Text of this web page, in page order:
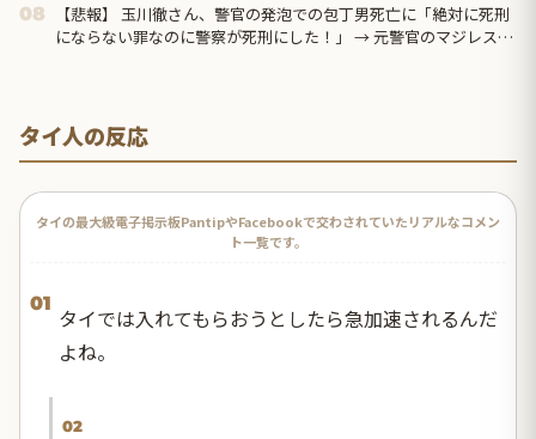
08
【悲報】 玉川徹さん、警官の発泡での包丁男死亡に「絶対に死刑
にならない罪なのに警察が死刑にした！」 → 元警官のマジレスが
タイ人の反応
タイの最大級電子掲示板PantipやFacebookで交わされていたリアルなコメン
ト一覧です。
01
タイでは入れてもらおうとしたら急加速されるんだ
よね。
02